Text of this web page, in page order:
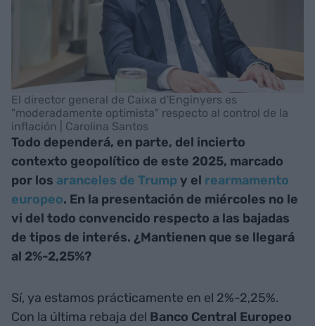
El director general de Caixa d'Enginyers es
"moderadamente optimista" respecto al control de la
inflación | Carolina Santos
Todo dependerá, en parte, del incierto
contexto geopolítico de este 2025, marcado
por los aranceles de Trump y el rearmamento
europeo. En la presentación de miércoles no le
vi del todo convencido respecto a las bajadas
de tipos de interés. ¿Mantienen que se llegará
al 2%-2,25%?
Sí, ya estamos prácticamente en el 2%-2,25%.
Con la última rebaja del Banco Central Europeo